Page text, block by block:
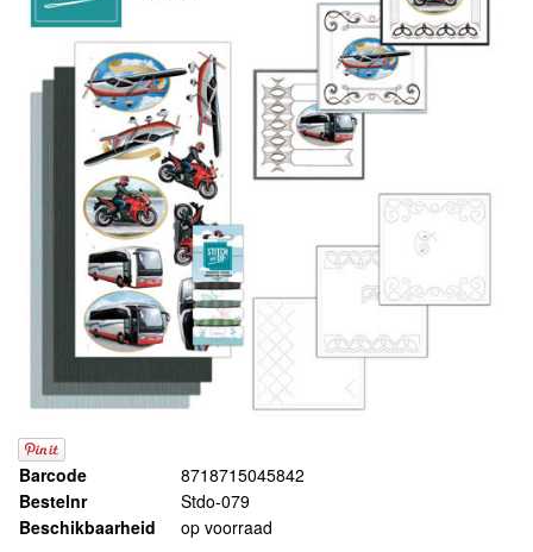
Barcode
8718715045842
Bestelnr
Stdo-079
Beschikbaarheid
op voorraad